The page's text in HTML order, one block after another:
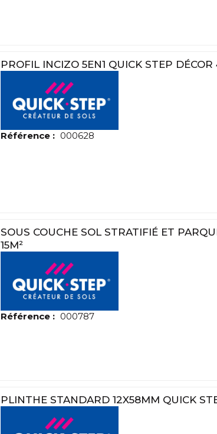
PROFIL INCIZO 5EN1 QUICK STEP DÉCOR
Référence : 000628
SOUS COUCHE SOL STRATIFIÉ ET
15M²
Référence : 000787
PLINTHE STANDARD 12X58MM QUICK